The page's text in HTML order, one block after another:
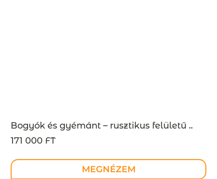
Bogyók és gyémánt – rusztikus felületű ..
171 000 FT
MEGNÉZEM